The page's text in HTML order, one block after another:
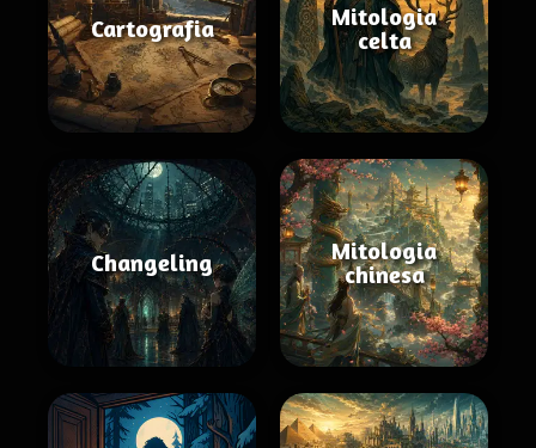
Cartografia
Mitologia
celta
Changeling
Mitologia
chinesa